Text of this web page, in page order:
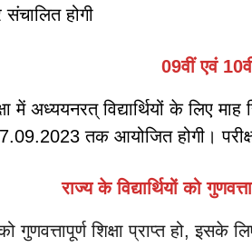
होगी
09वीं एवं
में अध्ययनरत् विद्यार्थियों के लिए
तक आयोजित होगी।
राज्य के विद्यार्थियों को
को गुणवत्तापूर्ण शिक्षा प्राप्त हो,